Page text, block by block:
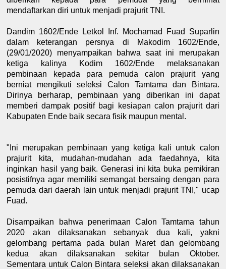
mendaftarkan diri untuk menjadi prajurit TNI.
Dandim 1602/Ende Letkol Inf. Mochamad Fuad Suparlin
dalam keterangan persnya di Makodim 1602/Ende,
(29/01/2020) menyampaikan bahwa saat ini merupakan
ketiga kalinya Kodim 1602/Ende melaksanakan
pembinaan kepada para pemuda calon prajurit yang
berniat mengikuti seleksi Calon Tamtama dan Bintara.
Dirinya berharap, pembinaan yang diberikan ini dapat
memberi dampak positif bagi kesiapan calon prajurit dari
Kabupaten Ende baik secara fisik maupun mental.
"Ini merupakan pembinaan yang ketiga kali untuk calon
prajurit kita, mudahan-mudahan ada faedahnya, kita
inginkan hasil yang baik. Generasi ini kita buka pemikiran
posistifnya agar memiliki semangat bersaing dengan para
pemuda dari daerah lain untuk menjadi prajurit TNI," ucap
Fuad.
Disampaikan bahwa penerimaan Calon Tamtama tahun
2020 akan dilaksanakan sebanyak dua kali, yakni
gelombang pertama pada bulan Maret dan gelombang
kedua akan dilaksanakan sekitar bulan Oktober.
Sementara untuk Calon Bintara seleksi akan dilaksanakan